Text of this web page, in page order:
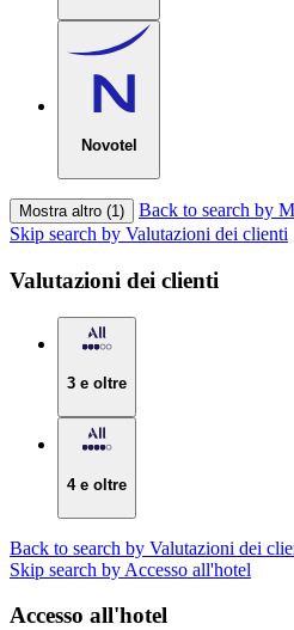
Novotel
Mostra altro (1)
Back to search by
Skip search by Valutazioni dei clienti
Valutazioni dei clienti
3 e oltre
4 e oltre
Back to search by Valutazioni dei
Skip search by Accesso all'hotel
Accesso all'hotel